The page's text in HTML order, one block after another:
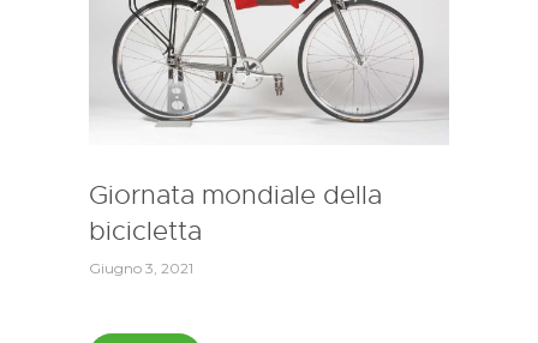
Giornata mondiale della
bicicletta
Giugno 3, 2021